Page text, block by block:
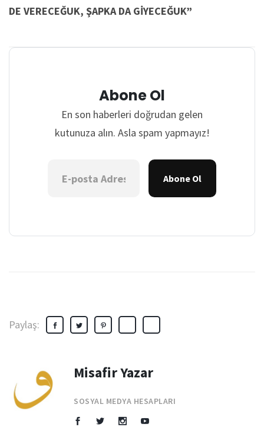
DE VERECEĞUK, ŞAPKA DA GİYECEĞUK”
Abone Ol
En son haberleri doğrudan gelen
kutunuza alın. Asla spam yapmayız!
Abone Ol
Paylaş:
Misafir Yazar
SOSYAL MEDYA HESAPLARI